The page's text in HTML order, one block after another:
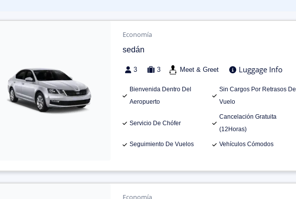
Economía
sedán
3 3 Meet & Greet Luggage Info
Bienvenida Dentro Del
Aeropuerto
Sin Cargos Por Retrasos De
Vuelo
Servicio De Chófer
Cancelación Gratuita
(12Horas)
Seguimiento De Vuelos Vehículos Cómodos
Economía